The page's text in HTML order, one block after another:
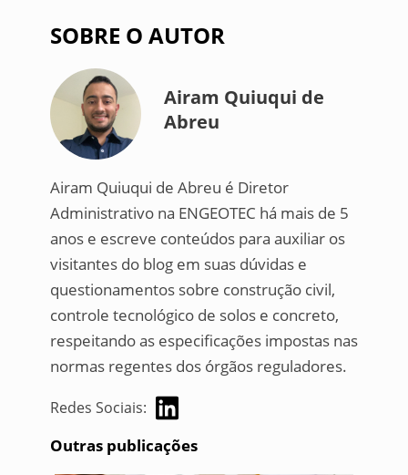
SOBRE O AUTOR
Airam Quiuqui de
Abreu
Airam Quiuqui de Abreu é Diretor
Administrativo na ENGEOTEC há mais de 5
anos e escreve conteúdos para auxiliar os
visitantes do blog em suas dúvidas e
questionamentos sobre construção civil,
controle tecnológico de solos e concreto,
respeitando as especificações impostas nas
normas regentes dos órgãos reguladores.
Redes Sociais:
Outras publicações